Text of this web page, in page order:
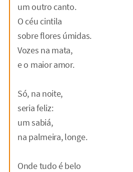
um outro canto.
O céu cintila
sobre flores úmidas.
Vozes na mata,
e o maior amor.
Só, na noite,
seria feliz:
um sabiá,
na palmeira, longe.
Onde tudo é belo